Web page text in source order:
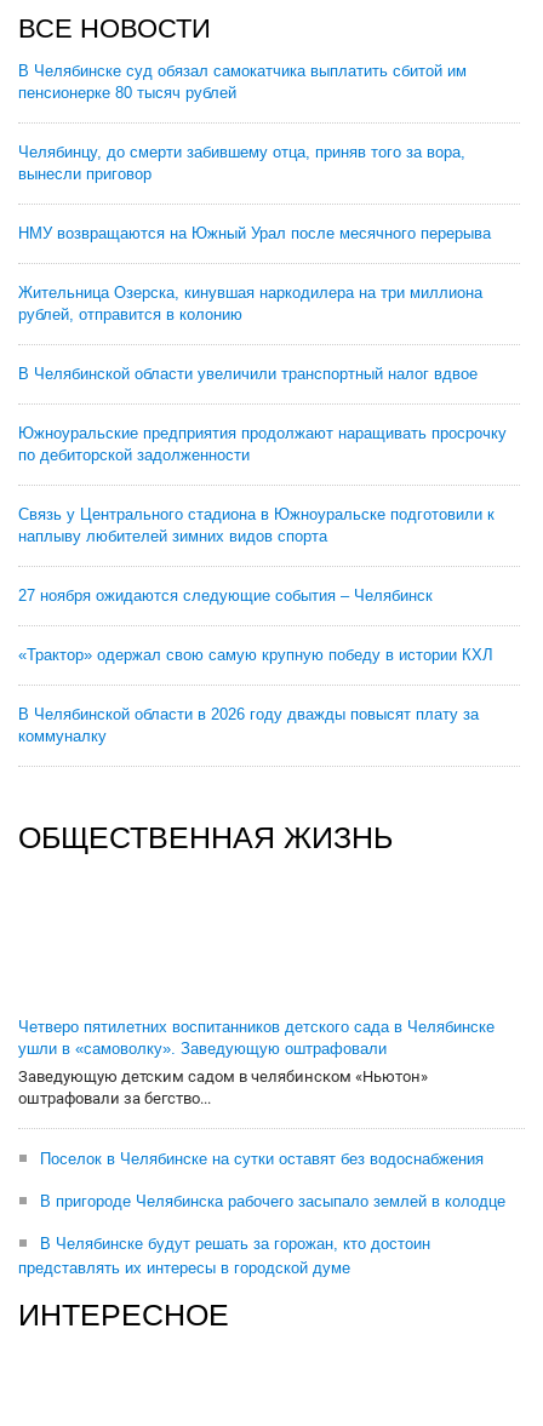
ВСЕ НОВОСТИ
В Челябинске суд обязал самокатчика выплатить сбитой им
пенсионерке 80 тысяч рублей
Челябинцу, до смерти забившему отца, приняв того за вора,
вынесли приговор
НМУ возвращаются на Южный Урал после месячного перерыва
Жительница Озерска, кинувшая наркодилера на три миллиона
рублей, отправится в колонию
В Челябинской области увеличили транспортный налог вдвое
Южноуральские предприятия продолжают наращивать просрочку
по дебиторской задолженности
Связь у Центрального стадиона в Южноуральске подготовили к
наплыву любителей зимних видов спорта
27 ноября ожидаются следующие события – Челябинск
«Трактор» одержал свою самую крупную победу в истории КХЛ
В Челябинской области в 2026 году дважды повысят плату за
коммуналку
ОБЩЕСТВЕННАЯ ЖИЗНЬ
Четверо пятилетних воспитанников детского сада в Челябинске
ушли в «самоволку». Заведующую оштрафовали
Заведующую детским садом в челябинском «Ньютон»
оштрафовали за бегство...
Поселок в Челябинске на сутки оставят без водоснабжения
В пригороде Челябинска рабочего засыпало землей в колодце
В Челябинске будут решать за горожан, кто достоин
представлять их интересы в городской думе
ИНТЕРЕСНОЕ